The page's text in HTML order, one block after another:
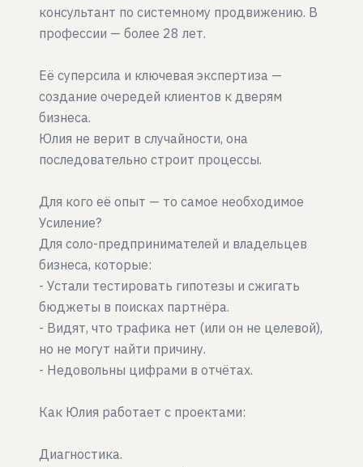
консультант по системному продвижению. В
профессии — более 28 лет.
Её суперсила и ключевая экспертиза —
создание очередей клиентов к дверям
бизнеса.
Юлия не верит в случайности, она
последовательно строит процессы.
Для кого её опыт — то самое необходимое
Усиление?
Для соло-предпринимателей и владельцев
бизнеса, которые:
- Устали тестировать гипотезы и сжигать
бюджеты в поисках партнёра.
- Видят, что трафика нет (или он не целевой),
но не могут найти причину.
- Недовольны цифрами в отчётах.
Как Юлия работает с проектами:
Диагностика.